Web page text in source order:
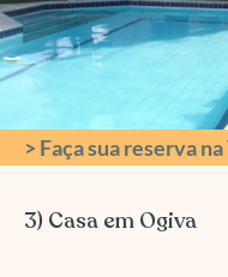
> Faça sua reserva
3) Casa em Ogiva